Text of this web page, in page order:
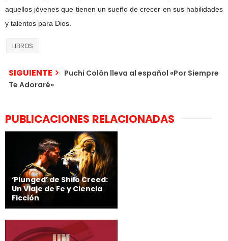
aquellos jóvenes que tienen un sueño de crecer en sus habilidades
y talentos para Dios.
LIBROS
SIGUIENTE
Puchi Colón lleva al español «Por Siempre
Te Adoraré»
PUBLICACIONES RELACIONADAS
‘Plunged’ de Shilo Creed:
Un Viaje de Fe y Ciencia
Ficción